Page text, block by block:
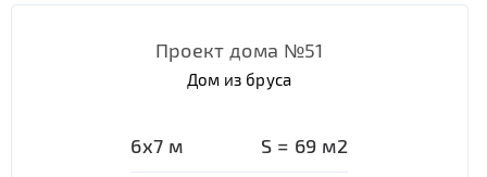
Проект дома №51
Дом из бруса
6х7 м S = 69 м2